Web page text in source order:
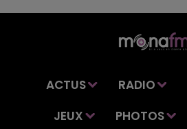
ACTUS RADIO
JEUX
PHOTOS